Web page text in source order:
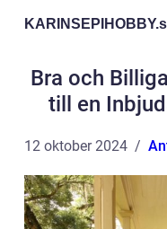
KARINSEPIHOBBY.
Bra och
till en
12 oktober 2024